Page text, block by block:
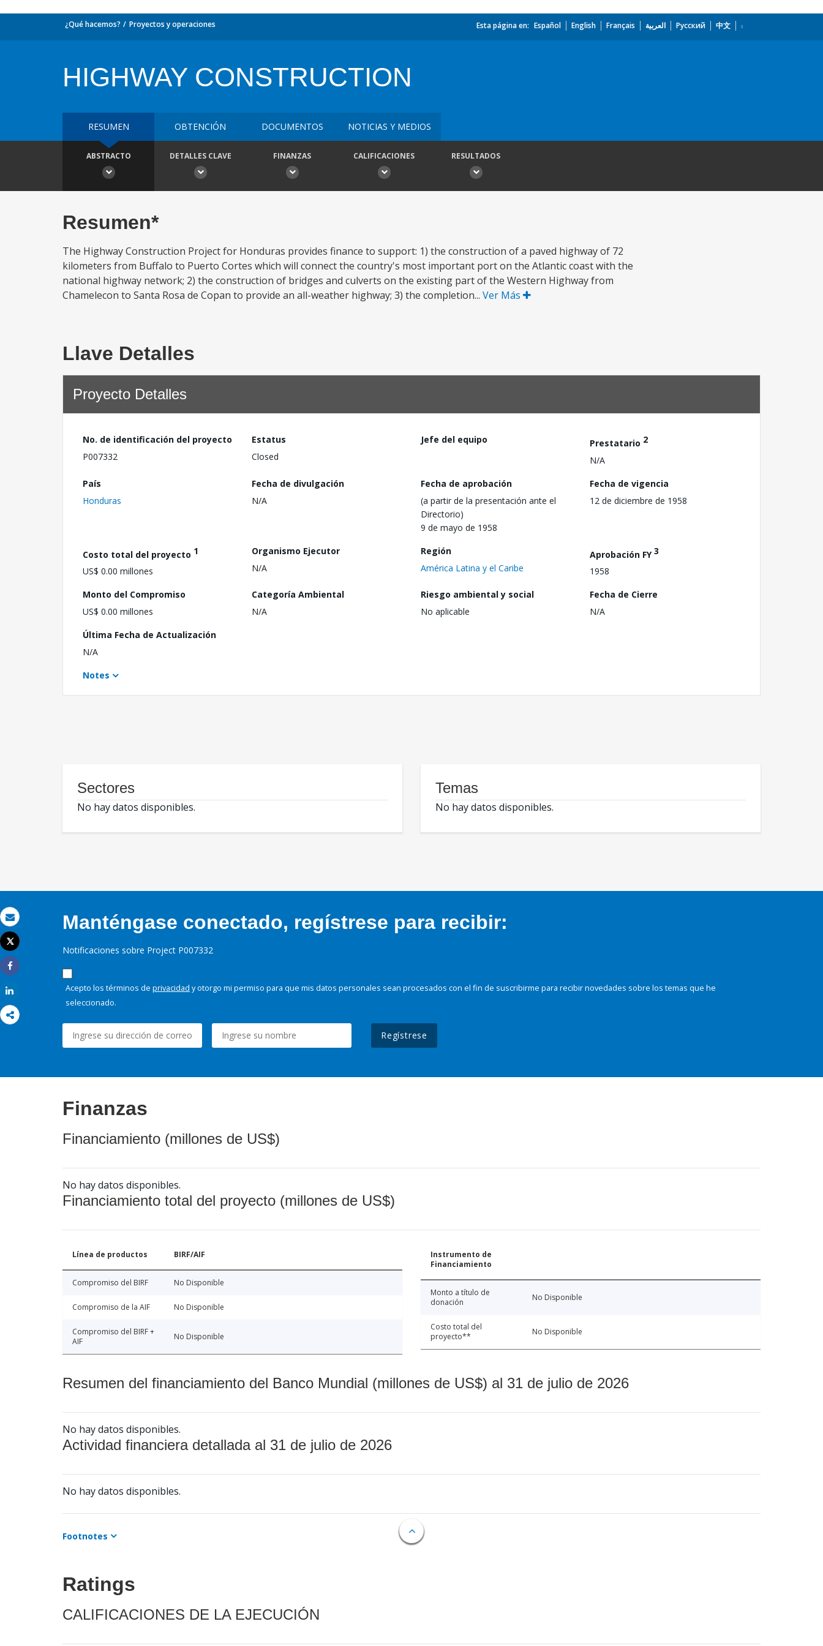
Correo electrónico
Imprimir
Tweet
Share
¿Qué hacemos? Proyectos y operaciones Esta página en: Español English Français العربية Русский 中文
HIGHWAY CONSTRUCTION
RESUMEN OBTENCIÓN DOCUMENTOS NOTICIAS Y MEDIOS
ABSTRACTO DETALLES CLAVE FINANZAS CALIFICACIONES RESULTADOS
Resumen*
The Highway Construction Project for Honduras provides finance to support: 1) the construction of a paved highway of 72
kilometers from Buffalo to Puerto Cortes which will connect the country's most important port on the Atlantic coast with the
national highway network; 2) the construction of bridges and culverts on the existing part of the Western Highway from
Chamelecon to Santa Rosa de Copan to provide an all-weather highway; 3) the completion... Ver Más
Llave Detalles
Proyecto Detalles
No. de identificación del proyecto
P007332
Estatus
Closed
Jefe del equipo Prestatario 2
N/A
País
Honduras
Fecha de divulgación
N/A
Fecha de aprobación
(a partir de la presentación ante el
Directorio)
9 de mayo de 1958
Fecha de vigencia
12 de diciembre de 1958
Costo total del proyecto 1
US$ 0.00 millones
Organismo Ejecutor
N/A
Región
América Latina y el Caribe
Aprobación FY3
1958
Monto del Compromiso
US$ 0.00 millones
Categoría Ambiental
N/A
Riesgo ambiental y social
No aplicable
Fecha de Cierre
N/A
Última Fecha de Actualización
N/A
Notes
Sectores
No hay datos disponibles.
Temas
No hay datos disponibles.
Manténgase conectado, regístrese para recibir:
Notificaciones sobre Project P007332
Acepto los términos de privacidad y otorgo mi permiso para que mis datos personales sean procesados con el fin de suscribirme para recibir novedades sobre los temas que he
seleccionado.
Regístrese
Finanzas
Financiamiento (millones de US$)
No hay datos disponibles.
Financiamiento total del proyecto (millones de US$)
Línea de productos BIRF/AIF
Compromiso del BIRF No Disponible
Compromiso de la AIF No Disponible
Compromiso del BIRF +
AIF
No Disponible
Instrumento de
Financiamiento
Monto a título de
donación
No Disponible
Costo total del
proyecto**
No Disponible
Resumen del financiamiento del Banco Mundial (millones de US$) al 31 de julio de 2026
No hay datos disponibles.
Actividad financiera detallada al 31 de julio de 2026
No hay datos disponibles.
Footnotes
Ratings
CALIFICACIONES DE LA EJECUCIÓN